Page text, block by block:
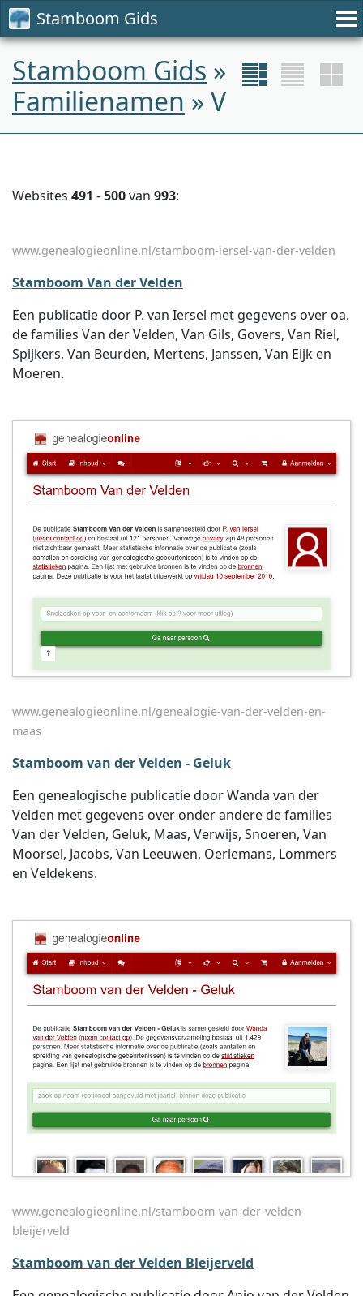
Stamboom Gids
Stamboom Gids »
Familienamen » V
Websites 491 -500van 993:
www.genealogieonline.nl/stamboom-iersel-van-der-velden
Stamboom Van der Velden
Een publicatie door P. van Iersel met gegevens over oa.
de families Van der Velden, Van Gils, Govers, Van Riel,
Spijkers, Van Beurden, Mertens, Janssen, Van Eijk en
Moeren.
www.genealogieonline.nl/genealogie-van-der-velden-en-
maas
Stamboom van der Velden - Geluk
Een genealogische publicatie door Wanda van der
Velden met gegevens over onder andere de families
Van der Velden, Geluk, Maas, Verwijs, Snoeren, Van
Moorsel, Jacobs, Van Leeuwen, Oerlemans, Lommers
en Veldekens.
www.genealogieonline.nl/stamboom-van-der-velden-
bleijerveld
Stamboom van der Velden Bleijerveld